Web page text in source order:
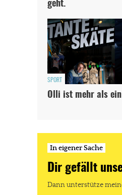
geht.
SPORT
Olli ist mehr als ein
In eigener Sache
Dir gefällt
Dann unterstütze